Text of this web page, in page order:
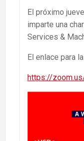
El próximo
imparte una
Services &
El enlace para
https://